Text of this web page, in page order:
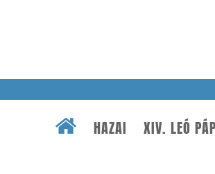
HAZAI XIV. LEÓ